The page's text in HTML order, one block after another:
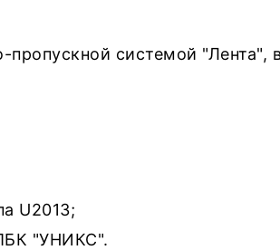
системой "Лента",
U2013;
"УНИКС".